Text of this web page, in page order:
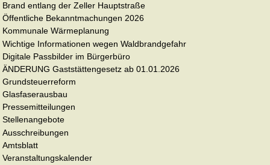
Brand entlang der Zeller Hauptstraße
Öffentliche Bekanntmachungen 2026
Kommunale Wärmeplanung
Wichtige Informationen wegen Waldbrandgefahr
Digitale Passbilder im Bürgerbüro
ÄNDERUNG Gaststättengesetz ab 01.01.2026
Grundsteuerreform
Glasfaserausbau
Pressemitteilungen
Stellenangebote
Ausschreibungen
Amtsblatt
Veranstaltungskalender